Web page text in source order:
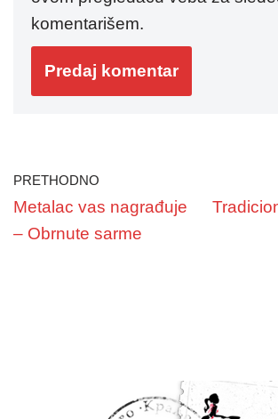
komentarišem.
PRETHODNO
Metalac vas nagrađuje
– Obrnute sarme